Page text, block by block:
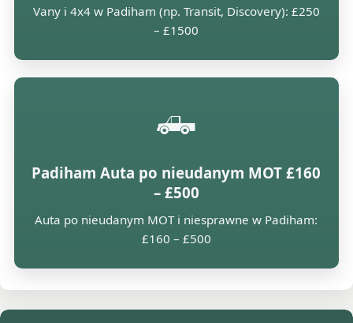
Vany i 4x4 w Padiham (np. Transit, Discovery): £250
– £1500
🛻
Padiham Auta po nieudanym MOT £160
– £500
Auta po nieudanym MOT i niesprawne w Padiham:
£160 – £500